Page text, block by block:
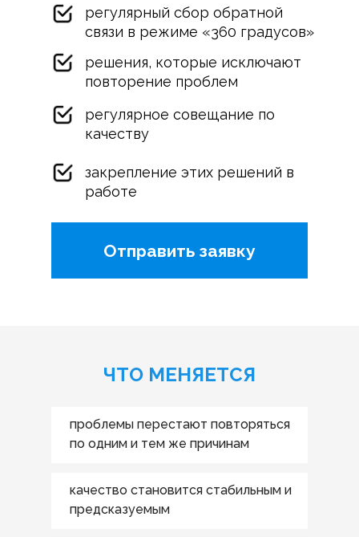
регулярный сбор обратной
связи в режиме «360 градусов»
регулярное совещание по
качеству
Отправить заявку
решения, которые исключают
повторение проблем
закрепление этих решений в
работе
ЧТО МЕНЯЕТСЯ
проблемы перестают повторяться
по одним и тем же причинам
качество становится стабильным и
предсказуемым